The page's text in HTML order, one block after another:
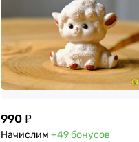
990 ₽
Начислим +49 бонусов